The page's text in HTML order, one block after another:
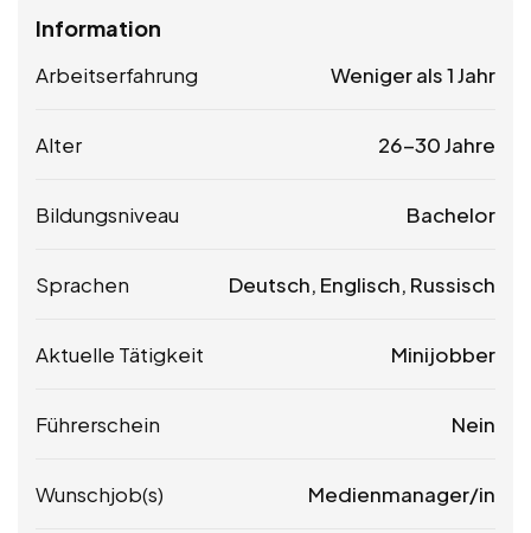
Information
Arbeitserfahrung Weniger als 1 Jahr
Alter 26-30 Jahre
Bildungsniveau Bachelor
Sprachen Deutsch, Englisch, Russisch
Aktuelle Tätigkeit Minijobber
Führerschein Nein
Wunschjob(s) Medienmanager/in